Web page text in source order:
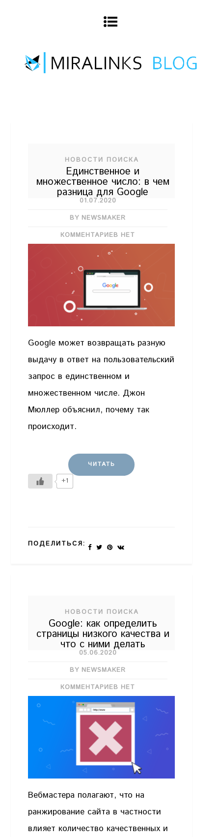
НОВОСТИ ПОИСКА
Единственное и
множественное число: в чем
разница для Google
01.07.2020
BY NEWSMAKER
КОММЕНТАРИЕВ НЕТ
Google может возвращать разную
выдачу в ответ на пользовательский
запрос в единственном и
множественном числе. Джон
Мюллер объяснил, почему так
происходит.
ЧИТАТЬ
+1
ПОДЕЛИТЬСЯ:
НОВОСТИ ПОИСКА
Google: как определить
страницы низкого качества и
что с ними делать
05.06.2020
BY NEWSMAKER
КОММЕНТАРИЕВ НЕТ
Вебмастера полагают, что на
ранжирование сайта в частности
влияет количество качественных и